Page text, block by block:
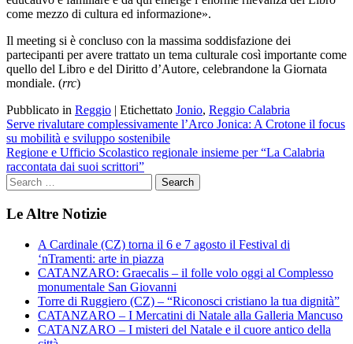
come mezzo di cultura ed informazione».
Il meeting si è concluso con la massima soddisfazione dei
partecipanti per avere trattato un tema culturale così importante come
quello del Libro e del Diritto d’Autore, celebrandone la Giornata
mondiale. (rrc)
Pubblicato in Reggio | Etichettato Jonio, Reggio Calabria
Navigazione
articoli
Serve rivalutare complessivamente l’Arco Jonica: A Crotone il focus
su mobilità e sviluppo sostenibile
Regione e Ufficio Scolastico regionale insieme per “La Calabria
raccontata dai suoi scrittori”
Le Altre Notizie
A Cardinale (CZ) torna il 6 e 7 agosto il Festival di
‘nTramenti: arte in piazza
CATANZARO: Graecalis – il folle volo oggi al Complesso
monumentale San Giovanni
Torre di Ruggiero (CZ) – “Riconosci cristiano la tua dignità”
CATANZARO – I Mercatini di Natale alla Galleria Mancuso
CATANZARO – I misteri del Natale e il cuore antico della